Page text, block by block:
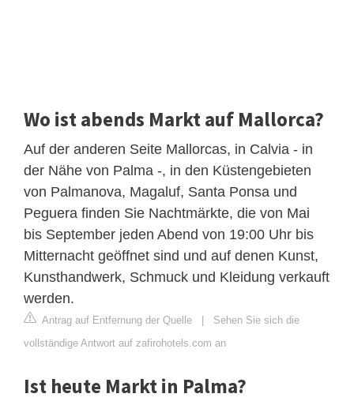
Wo ist abends Markt auf Mallorca?
Auf der anderen Seite Mallorcas, in Calvia - in
der Nähe von Palma -, in den Küstengebieten
von Palmanova, Magaluf, Santa Ponsa und
Peguera finden Sie Nachtmärkte, die von Mai
bis September jeden Abend von 19:00 Uhr bis
Mitternacht geöffnet sind und auf denen Kunst,
Kunsthandwerk, Schmuck und Kleidung verkauft
werden.
Antrag auf Entfernung der Quelle | Sehen Sie sich die
vollständige Antwort auf zafirohotels.com an
Ist heute Markt in Palma?